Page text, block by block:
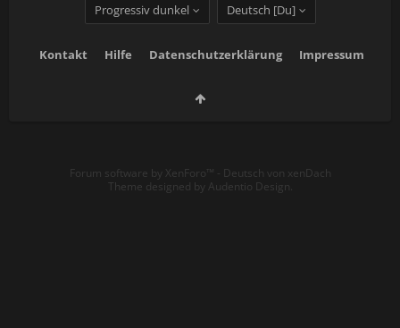
Progressiv dunkel Deutsch [Du]
Kontakt Hilfe Datenschutzerklärung Impressum
Forum software by XenForo™ - Deutsch von xenDach
Theme designed by Audentio Design.